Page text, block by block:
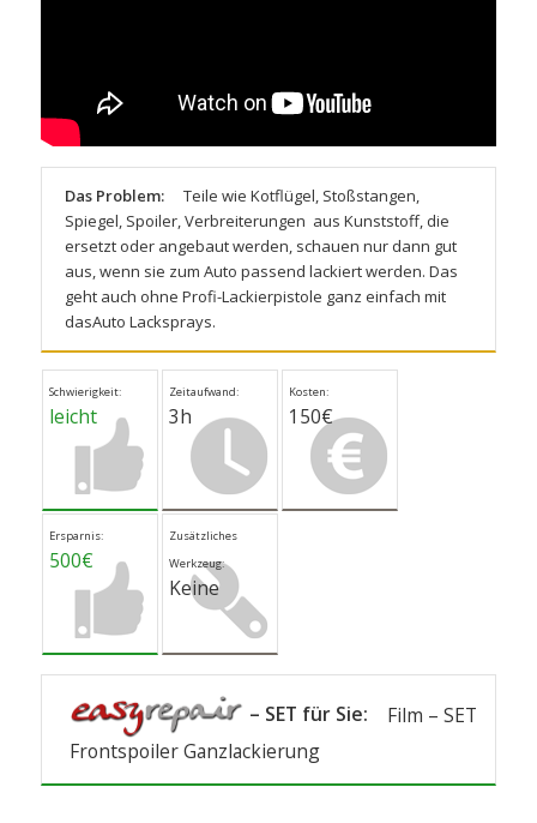
Das Problem:
Teile wie Kotflügel, Stoßstangen,
Spiegel, Spoiler, Verbreiterungen aus Kunststoff, die
ersetzt oder angebaut werden, schauen nur dann gut
aus, wenn sie zum Auto passend lackiert werden. Das
geht auch ohne Profi-Lackierpistole ganz einfach mit
dasAuto Lacksprays.
Schwierigkeit:
leicht
Zeitaufwand:
3h
Kosten:
150€
Ersparnis:
500€
Zusätzliches
Werkzeug:
Keine
– SET für Sie:
Film – SET
Frontspoiler Ganzlackierung